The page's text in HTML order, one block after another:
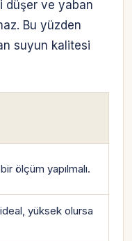
düşer ve yaban
Bu yüzden
suyun kalitesi
ölçüm yapılmalı.
yüksek olursa